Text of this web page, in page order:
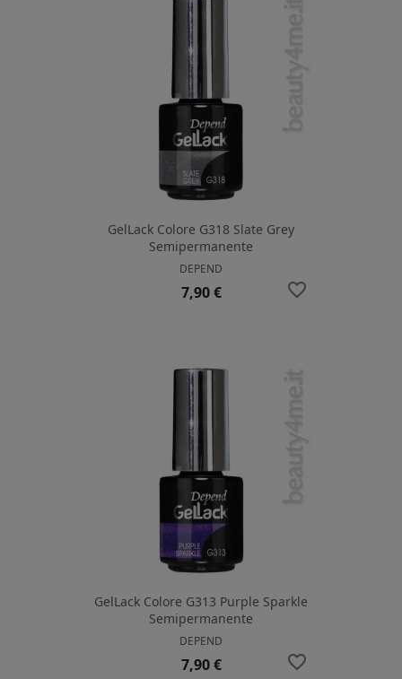
GelLack Colore G318 Slate Grey
Semipermanente
DEPEND
Prezzo
7,90 € favorite_border
GelLack Colore G313 Purple Sparkle
Semipermanente
DEPEND
Prezzo
7,90 € favorite_border